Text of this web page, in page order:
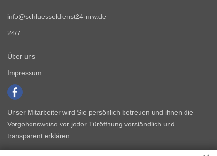
info@schluesseldienst24-nrw.de
24/7
Über uns
Impressum
Unser Mitarbeiter wird Sie persönlich betreuen und ihnen die
Vorgehensweise vor jeder Türöffnung verständlich und
transparent erklären.